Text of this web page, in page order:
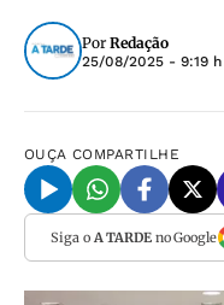
Por Redação
25/08/2025 - 9:19 h
OUÇA COMPARTILHE
Siga o A TARDEno Google